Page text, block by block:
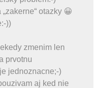
otazky 😀
))
zmenim len
prvotnu
jednoznacne;-)
aj ked nie